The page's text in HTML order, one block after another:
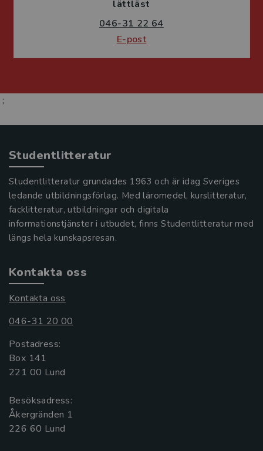
lättläst
046-31 22 64
E-post
;
Studentlitteratur
Studentlitteratur grundades 1963 och är idag Sveriges
ledande utbildningsförlag. Med läromedel, kurslitteratur,
facklitteratur, utbildningar och digitala
informationstjänster i utbudet, finns Studentlitteratur med
längs hela kunskapsresan.
Kontakta oss
Kontakta oss
046-31 20 00
Postadress:
Box 141
221 00 Lund
Besöksadress:
Åkergränden 1